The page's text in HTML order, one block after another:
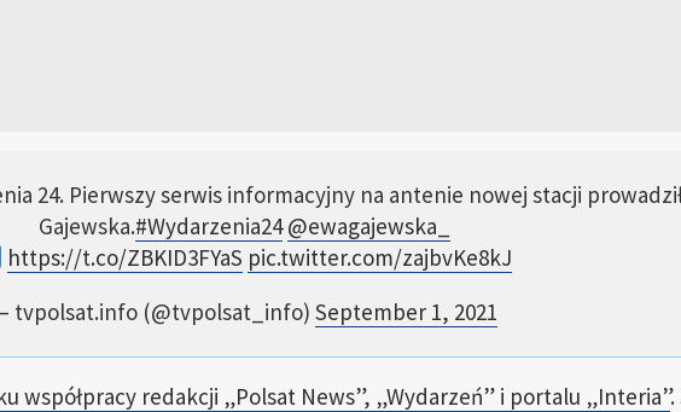
24. Pierwszy serwis informacyjny na antenie nowej stacji
Gajewska.#Wydarzenia24 @ewagajewska_
https://t.co/ZBKID3FYaS pic.twitter.com/zajbvKe8kJ
tvpolsat.info (@tvpolsat_info) September 1, 2021
współpracy redakcji „Polsat News”, „Wydarzeń” i portalu „Interia”.